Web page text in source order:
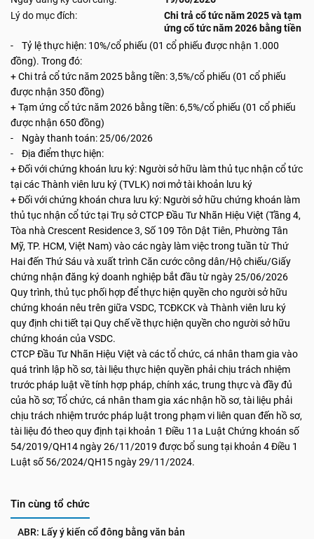
Lý do mục đích:
Chi trả cổ tức năm 2025 và tạm
ứng cổ tức năm 2026 bằng tiền
- Tỷ lệ thực hiện: 10%/cổ phiếu (01 cổ phiếu được nhận 1.000
đồng). Trong đó:
+ Chi trả cổ tức năm 2025 bằng tiền: 3,5%/cổ phiếu (01 cổ phiếu
được nhận 350 đồng)
+ Tạm ứng cổ tức năm 2026 bằng tiền: 6,5%/cổ phiếu (01 cổ phiếu
được nhận 650 đồng)
- Ngày thanh toán: 25/06/2026
- Địa điểm thực hiện:
+ Đối với chứng khoán lưu ký: Người sở hữu làm thủ tục nhận cổ tức
tại các Thành viên lưu ký (TVLK) nơi mở tài khoản lưu ký
+ Đối với chứng khoán chưa lưu ký: Người sở hữu chứng khoán làm
thủ tục nhận cổ tức tại Trụ sở CTCP Đầu Tư Nhãn Hiệu Việt (Tầng 4,
Tòa nhà Crescent Residence 3, Số 109 Tôn Dật Tiên, Phường Tân
Mỹ, TP. HCM, Việt Nam) vào các ngày làm việc trong tuần từ Thứ
Hai đến Thứ Sáu và xuất trình Căn cước công dân/Hộ chiếu/Giấy
chứng nhận đăng ký doanh nghiệp bắt đầu từ ngày 25/06/2026
Quy trình, thủ tục phối hợp để thực hiện quyền cho người sở hữu
chứng khoán nêu trên giữa VSDC, TCĐKCK và Thành viên lưu ký
quy định chi tiết tại Quy chế về thực hiện quyền cho người sở hữu
chứng khoán của VSDC.
CTCP Đầu Tư Nhãn Hiệu Việt và các tổ chức, cá nhân tham gia vào
quá trình lập hồ sơ, tài liệu thực hiện quyền phải chịu trách nhiệm
trước pháp luật về tính hợp pháp, chính xác, trung thực và đầy đủ
của hồ sơ; Tổ chức, cá nhân tham gia xác nhận hồ sơ, tài liệu phải
chịu trách nhiệm trước pháp luật trong phạm vi liên quan đến hồ sơ,
tài liệu đó theo quy định tại khoản 1 Điều 11a Luật Chứng khoán số
54/2019/QH14 ngày 26/11/2019 được bổ sung tại khoản 4 Điều 1
Luật số 56/2024/QH15 ngày 29/11/2024.
Tin cùng tổ chức
ABR: Lấy ý kiến cổ đông bằng văn bản